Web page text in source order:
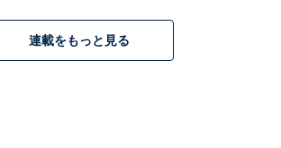
連載をもっと見る